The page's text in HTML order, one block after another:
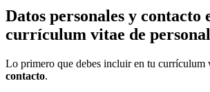
Datos personales y contacto
currículum vitae de
Lo primero que debes incluir en tu currículum
contacto.